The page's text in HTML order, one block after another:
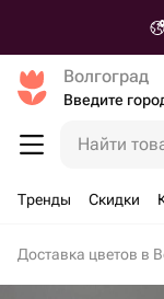
Волгоград
Найти
Тренды Скидки
Доставка цветов в